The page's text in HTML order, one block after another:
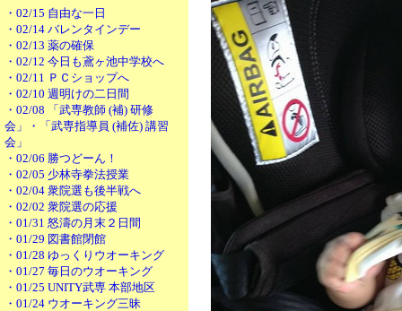
・02/15 自由な一日
・02/14 バレンタインデー
・02/13 薬の確保
・02/12 今日も鳶ヶ池中学校へ
・02/11 ＰＣショップへ
・02/10 週明けの二日間
・02/08 「武専教師 (補) 研修
会」・「武専指導員 (補佐) 講習
会」
・02/06 勝つどーん！
・02/05 少林寺拳法授業
・02/04 衆院選も後半戦へ
・02/02 衆院選の応援
・01/31 怒濤の月末２日間
・01/29 図書館閉館
・01/28 ゆっくりウオーキング
・01/27 毎日のウオーキング
・01/25 UNITY武専 本部地区
・01/24 ウオーキング三昧